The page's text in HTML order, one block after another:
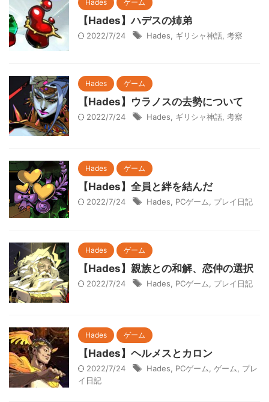
Hades ゲーム
【Hades】ハデスの姉弟
2022/7/24 Hades ギリシャ神話 考察
Hades ゲーム
【Hades】ウラノスの去勢について
2022/7/24 Hades ギリシャ神話 考察
Hades ゲーム
【Hades】全員と絆を結んだ
2022/7/24 Hades PCゲーム プレイ日記
Hades ゲーム
【Hades】親族との和解、恋仲の選択
2022/7/24 Hades PCゲーム プレイ日記
Hades ゲーム
【Hades】ヘルメスとカロン
2022/7/24 Hades PCゲーム ゲーム
プレ
イ日記